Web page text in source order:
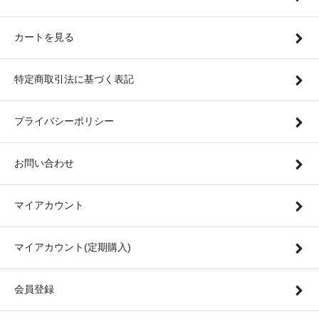
カートを見る
特定商取引法に基づく表記
プライバシーポリシー
お問い合わせ
マイアカウント
マイアカウント(定期購入)
会員登録